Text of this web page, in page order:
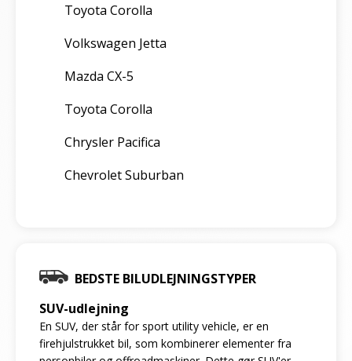
Toyota Corolla
Volkswagen Jetta
Mazda CX-5
Toyota Corolla
Chrysler Pacifica
Chevrolet Suburban
BEDSTE BILUDLEJNINGSTYPER
SUV-udlejning
En SUV, der står for sport utility vehicle, er en
firehjulstrukket bil, som kombinerer elementer fra